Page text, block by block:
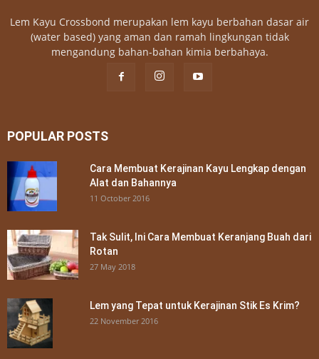
Lem Kayu Crossbond merupakan lem kayu berbahan dasar air
(water based) yang aman dan ramah lingkungan tidak
mengandung bahan-bahan kimia berbahaya.
POPULAR POSTS
Cara Membuat Kerajinan Kayu Lengkap dengan
Alat dan Bahannya
11 October 2016
Tak Sulit, Ini Cara Membuat Keranjang Buah dari
Rotan
27 May 2018
Lem yang Tepat untuk Kerajinan Stik Es Krim?
22 November 2016